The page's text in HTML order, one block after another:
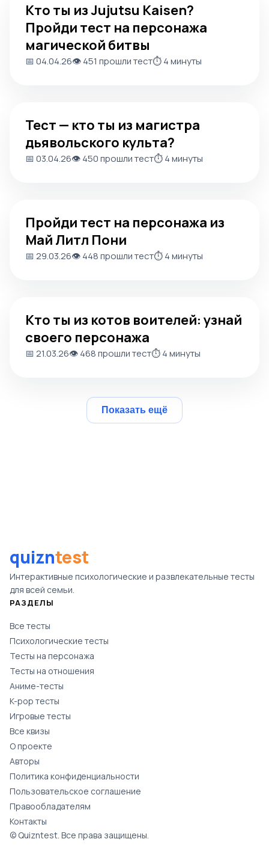
Кто ты из Jujutsu Kaisen?
Пройди тест на персонажа
магической битвы
📅 04.04.26👁️ 451 прошли тест⏱️ 4 минуты
Тест — кто ты из магистра
дьявольского культа?
📅 03.04.26👁️ 450 прошли тест⏱️ 4 минуты
Пройди тест на персонажа из
Май Литл Пони
📅 29.03.26👁️ 448 прошли тест⏱️ 4 минуты
Кто ты из котов воителей: узнай
своего персонажа
📅 21.03.26👁️ 468 прошли тест⏱️ 4 минуты
Показать ещё
quizntest
Интерактивные психологические и развлекательные тесты
для всей семьи.
РАЗДЕЛЫ
Все тесты
Психологические тесты
Тесты на персонажа
Тесты на отношения
Аниме-тесты
K-pop тесты
Игровые тесты
Все квизы
О проекте
Авторы
Политика конфиденциальности
Пользовательское соглашение
Правообладателям
Контакты
© Quizntest. Все права защищены.